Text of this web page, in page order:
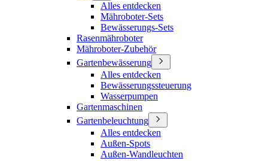
Alles entdecken
Mähroboter-Sets
Bewässerungs-Sets
Rasenmähroboter
Mähroboter-Zubehör
Gartenbewässerung
Alles entdecken
Bewässerungssteuerung
Wasserpumpen
Gartenmaschinen
Gartenbeleuchtung
Alles entdecken
Außen-Spots
Außen-Wandleuchten